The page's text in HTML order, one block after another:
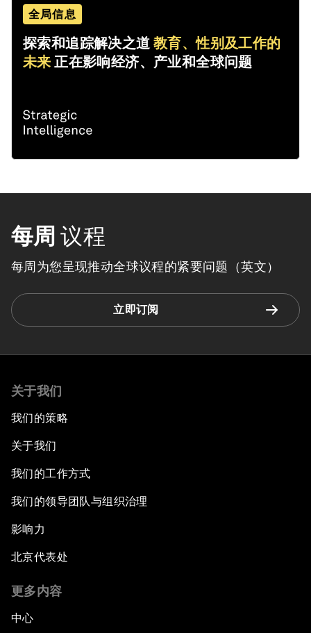
全局信息
探索和追踪解决之道教育、性别及工作的
未来 正在影响经济、产业和全球问题
每周 议程
每周为您呈现推动全球议程的紧要问题（英文）
立即订阅
关于我们
我们的策略
关于我们
我们的工作方式
我们的领导团队与组织治理
影响力
北京代表处
更多内容
中心